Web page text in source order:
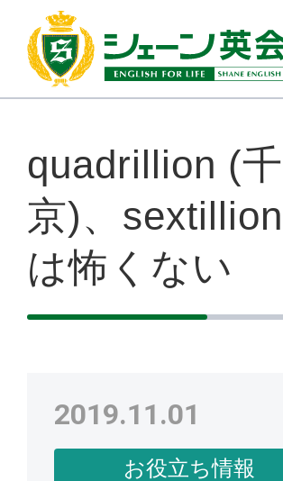
quadrillion (
京)、
は怖くない
2019.11.01
お役立ち情報